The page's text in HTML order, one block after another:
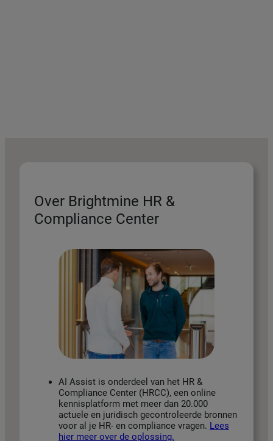
Over Brightmine HR &
Compliance Center
AI Assist is onderdeel van het HR &
Compliance Center (HRCC), een online
kennisplatform met meer dan 20.000
actuele en juridisch gecontroleerde bronnen
voor al je HR- en compliance vragen. Lees
hier meer over de oplossing.